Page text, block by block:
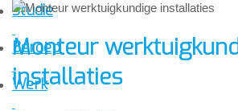
Studie
Beroep
Werk
Monteur
installaties